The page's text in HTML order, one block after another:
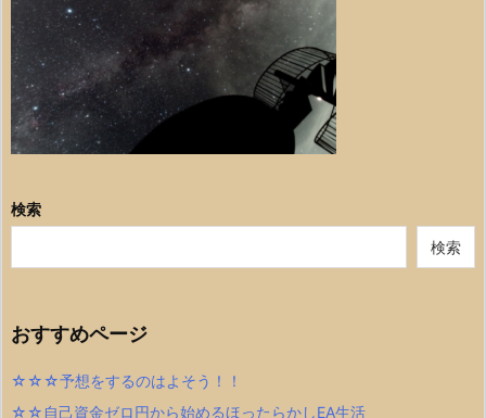
検索
検索
おすすめページ
☆☆☆予想をするのはよそう！！
☆☆自己資金ゼロ円から始めるほったらかしEA生活